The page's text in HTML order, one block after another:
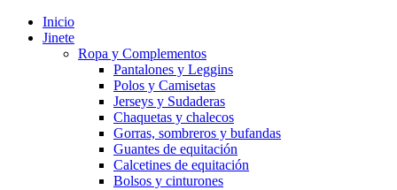
Inicio
Jinete
Ropa y Complementos
Pantalones y Leggins
Polos y Camisetas
Jerseys y Sudaderas
Chaquetas y chalecos
Gorras, sombreros y bufandas
Guantes de equitación
Calcetines de equitación
Bolsos y cinturones